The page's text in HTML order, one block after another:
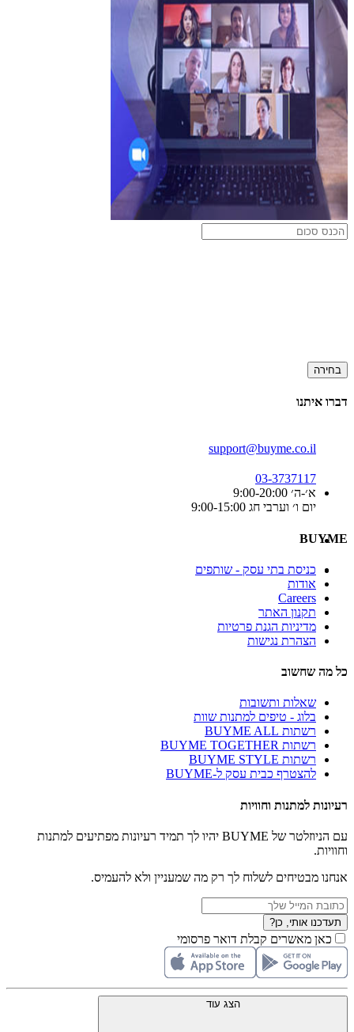
בחירה
דברו איתנו
support@buyme.co.il
03-3737117
א׳-ה׳ 9:00-20:00
יום ו׳ וערבי חג 9:00-15:00
BUYME
כניסת בתי עסק - שותפים
אודות
Careers
תקנון האתר
מדיניות הגנת פרטיות
הצהרת נגישות
כל מה שחשוב
שאלות ותשובות
בלוג - טיפים למתנות שוות
רשתות BUYME ALL
רשתות BUYME TOGETHER
רשתות BUYME STYLE
להצטרף כבית עסק ל-BUYME
רעיונות למתנות וחוויות
עם הניוזלטר של BUYME יהיו לך תמיד רעיונות מפתיעים למתנות
וחוויות.
אנחנו מבטיחים לשלוח לך רק מה שמעניין ולא להעמיס.
תעדכנו אותי, כן?
כאן מאשרים קבלת דואר פרסומי
הצג עוד